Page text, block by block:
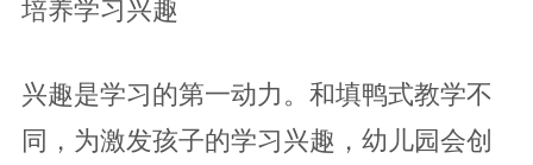
培养学习兴趣
兴趣是学习的第一动力。和填鸭式教学不
同，为激发孩子的学习兴趣，幼儿园会创